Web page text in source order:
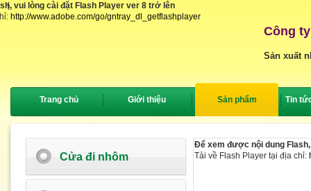
vui lòng cài đặt Flash Player ver 8 trở lên
http://www.adobe.com/go/gntray_dl_getflashplayer
{
Công
Sản xuất
Trang chủ Giới thiệu Sản phẩm Tin
Cửa đi nhôm
Để xem được nội dung
Tải về Flash Player tại địa chỉ: